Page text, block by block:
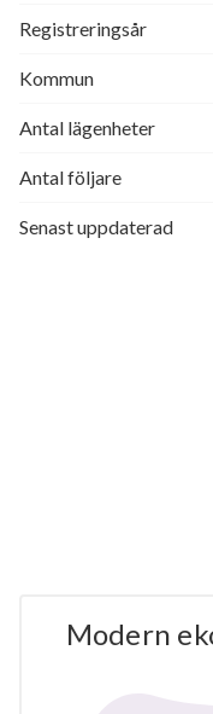
Registreringsår
Kommun
Antal lägenheter
Antal följare
Senast uppdaterad
Modern